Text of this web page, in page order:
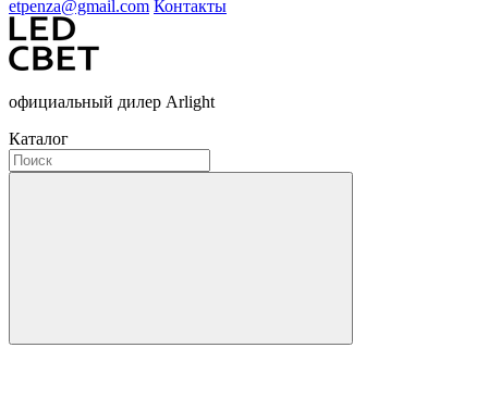
etpenza@gmail.com Контакты
официальный дилер Arlight
Каталог